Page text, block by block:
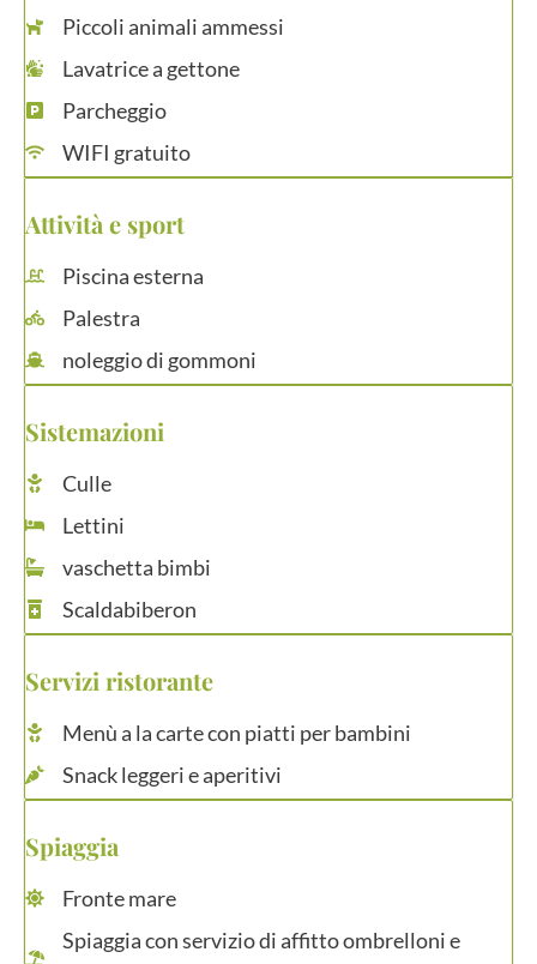
Piccoli animali ammessi
Lavatrice a gettone
Parcheggio
WIFI gratuito
Attività e sport
Piscina esterna
Palestra
noleggio di gommoni
Sistemazioni
Culle
Lettini
vaschetta bimbi
Scaldabiberon
Servizi ristorante
Menù a la carte con piatti per bambini
Snack leggeri e aperitivi
Spiaggia
Fronte mare
Spiaggia con servizio di affitto ombrelloni e